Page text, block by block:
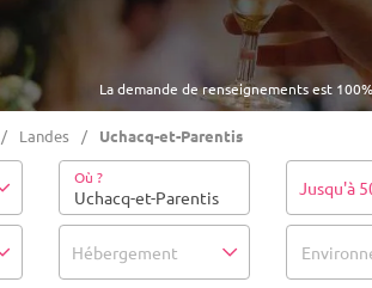
La demande de renseignements est
Landes Uchacq-et-Parentis
Où ? Jusqu'à
Hébergement